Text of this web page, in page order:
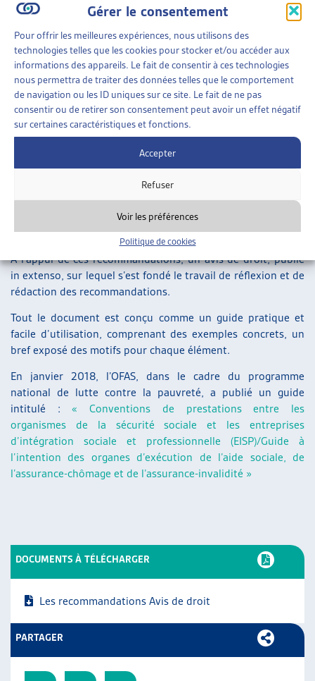
Gérer le consentement
Pour offrir les meilleures expériences, nous utilisons des
technologies telles que les cookies pour stocker et/ou accéder aux
informations des appareils. Le fait de consentir à ces technologies
nous permettra de traiter des données telles que le comportement
de navigation ou les ID uniques sur ce site. Le fait de ne pas
consentir ou de retirer son consentement peut avoir un effet négatif
sur certaines caractéristiques et fonctions.
Accepter
Refuser
Voir les préférences
Politique de cookies
la transparence et l’équité dans l’adjudication des
la pleine responsabilité de chacune des parties dans
son domaine de compétence ;
la proportionnalité des procédures engagées (éviter la
bureaucratie et le formalisme excessif, admettre des
exceptions).
Les recommandations publiées ici sont le fruit d’un travail
de groupe de longue haleine, rendu possible grâce aux
membres de l’Artias qui s’y sont investis et y ont apporté
leurs compétences et leurs expériences pratiques de
mandants et de mandataires. C’est là une des forces de
l’Artias, que d’être une plateforme neutre et sans biais
contractuels, d’échanges constructifs entre services privés
et publics sur des sujets d’intérêt général.
A l’appui de ces recommandations, un avis de droit, publié
in extenso, sur lequel s’est fondé le travail de réflexion et de
rédaction des recommandations.
Tout le document est conçu comme un guide pratique et
facile d’utilisation, comprenant des exemples concrets, un
bref exposé des motifs pour chaque élément.
En janvier 2018, l’OFAS, dans le cadre du programme
national de lutte contre la pauvreté, a publié un guide
intitulé : « Conventions de prestations entre les
organismes de la sécurité sociale et les entreprises
d’intégration sociale et professionnelle (EISP)/Guide à
l’intention des organes d’exécution de l’aide sociale, de
l’assurance-chômage et de l’assurance-invalidité »
DOCUMENTS À TÉLÉCHARGER
Les recommandations Avis de droit
PARTAGER